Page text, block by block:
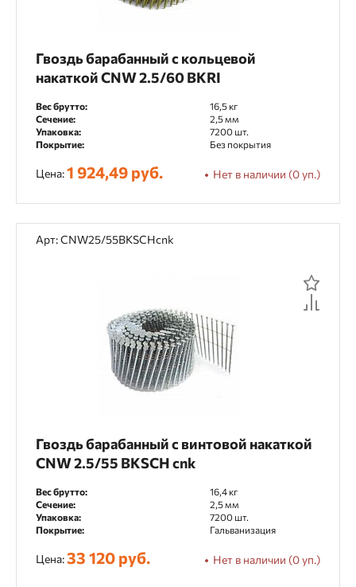
Гвоздь барабанный с кольцевой
накаткой CNW 2.5/60 BKRI
Вес брутто:
16,5 кг
Сечение:
2,5 мм
Упаковка:
7200 шт.
Покрытие:
Без покрытия
Цена:1 924,49 руб. Нет в наличии (0 уп.)
Арт: CNW25/55BKSCHcnk
Гвоздь барабанный с винтовой накаткой
CNW 2.5/55 BKSCH cnk
Вес брутто:
16,4 кг
Сечение:
2,5 мм
Упаковка:
7200 шт.
Покрытие:
Гальванизация
Цена:33 120 руб. Нет в наличии (0 уп.)